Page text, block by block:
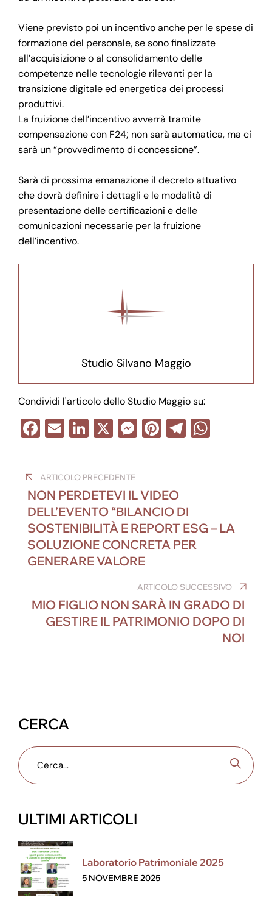
Viene previsto poi un incentivo anche per le spese di
formazione del personale, se sono finalizzate
all’acquisizione o al consolidamento delle
competenze nelle tecnologie rilevanti per la
transizione digitale ed energetica dei processi
produttivi.
La fruizione dell’incentivo avverrà tramite
compensazione con F24; non sarà automatica, ma ci
sarà un “provvedimento di concessione”.
Sarà di prossima emanazione il decreto attuativo
che dovrà definire i dettagli e le modalità di
presentazione delle certificazioni e delle
comunicazioni necessarie per la fruizione
dell’incentivo.
Studio Silvano Maggio
Condividi l'articolo dello Studio Maggio su:
F
c
e
b
o
o
k
E
ail
Li
k
e
dI
n
X M
e
n
g
er
Pi
e
st
T
a
m p
articoli
ARTICOLO PRECEDENTE
NON PERDETEVI IL VIDEO
DELL’EVENTO “BILANCIO DI
SOSTENIBILITÀ E REPORT ESG – LA
SOLUZIONE CONCRETA PER
GENERARE VALORE
ARTICOLO SUCCESSIVO
MIO FIGLIO NON SARÀ IN GRADO DI
GESTIRE IL PATRIMONIO DOPO DI
NOI
CERCA
ULTIMI ARTICOLI
Laboratorio Patrimoniale 2025
5 NOVEMBRE 2025